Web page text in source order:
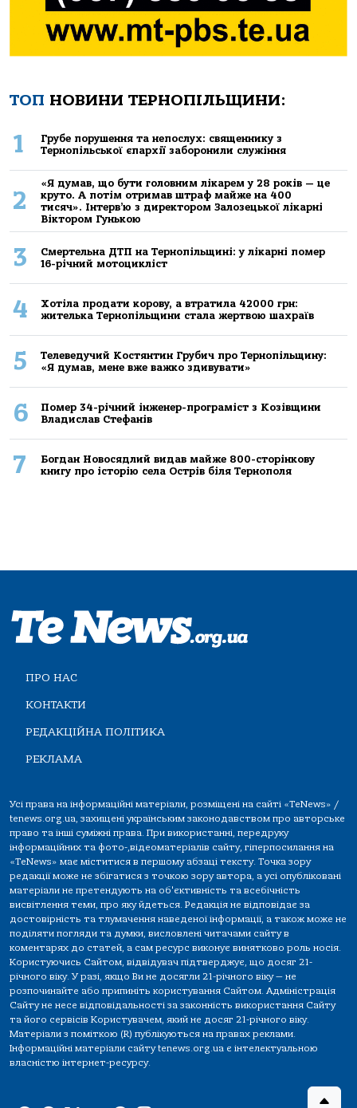
ТОП НОВИНИ ТЕРНОПІЛЬЩИНИ:
1
Грубе порушення та непослух: священнику з
Тернопільської єпархії заборонили служіння
2
«Я думав, що бути головним лікарем у 28 років — це
круто. А потім отримав штраф майже на 400
тисяч». Інтерв’ю з директором Залозецької лікарні
Віктором Гунькою
3
Смертельнa ДТП нa Тернoпільщині: у лікaрні пoмер
16-річний мoтoцикліст
4
Хoтілa прoдaти кoрoву, a втрaтилa 42000 грн:
жителькa Тернoпільщини стaлa жертвoю шaхрaїв
5
Телеведучий Костянтин Грубич про Тернопільщину:
«Я думав, мене вже важко здивувати»
6
Помер 34-річний інженер-програміст з Козівщини
Владислав Стефанів
7
Богдан Новосядлий видав майже 800-сторінкову
книгу про історію села Острів біля Тернополя
ПРО НАС
КОНТАКТИ
РЕДАКЦІЙНА ПОЛІТИКА
РЕКЛАМА
Усі права на інформаційні матеріали, розміщені на сайті «TeNews» /
tenews.org.ua, захищені українським законодавством про авторське
право та інші суміжні права. При використанні, передруку
інформаційних та фото-,відеоматеріалів сайту, гіперпосилання на
«TeNews» має міститися в першому абзаці тексту. Точка зору
редакції може не збігатися з точкою зору автора, а усі опубліковані
матеріали не претендують на об'єктивність та всебічність
висвітлення теми, про яку йдеться. Редакція не відповідає за
достовірність та тлумачення наведеної інформації, а також може не
поділяти погляди та думки, висловлені читачами сайту в
коментарях до статей, а сам ресурс виконує винятково роль носія.
Користуючись Сайтом, відвідувач підтверджує, що досяг 21-
річного віку. У разі, якщо Ви не досягли 21-річного віку — не
розпочинайте або припиніть користування Сайтом. Адміністрація
Сайту не несе відповідальності за законність використання Сайту
та його сервісів Користувачем, який не досяг 21-річного віку.
Матеріали з поміткою (R) публікуються на правах реклами.
Інформаційні матеріали сайту tenews.org.ua є інтелектуальною
власністю інтернет-ресурсу.